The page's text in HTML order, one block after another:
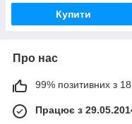
Купити
Про нас
99% позитивних з
Працює з